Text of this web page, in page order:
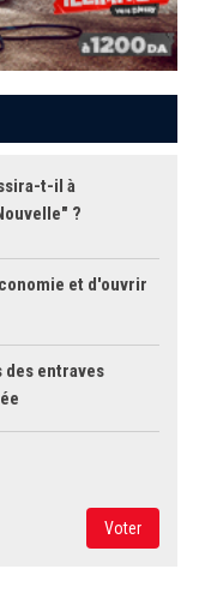
t-il à
?
et d'ouvrir
des entraves
Voter